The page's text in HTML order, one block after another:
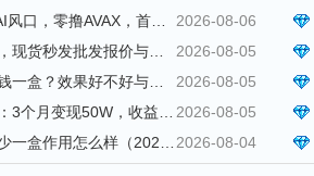
2026-08-06
AVAX，首码上线速度上车！
2026-08-05
发批发报价与用法用量参考
2026-08-05
效果好不好与订购方式说明
2026-08-05
变现50W，收益无限放大！
2026-08-04
用怎么样（2026 已更新）